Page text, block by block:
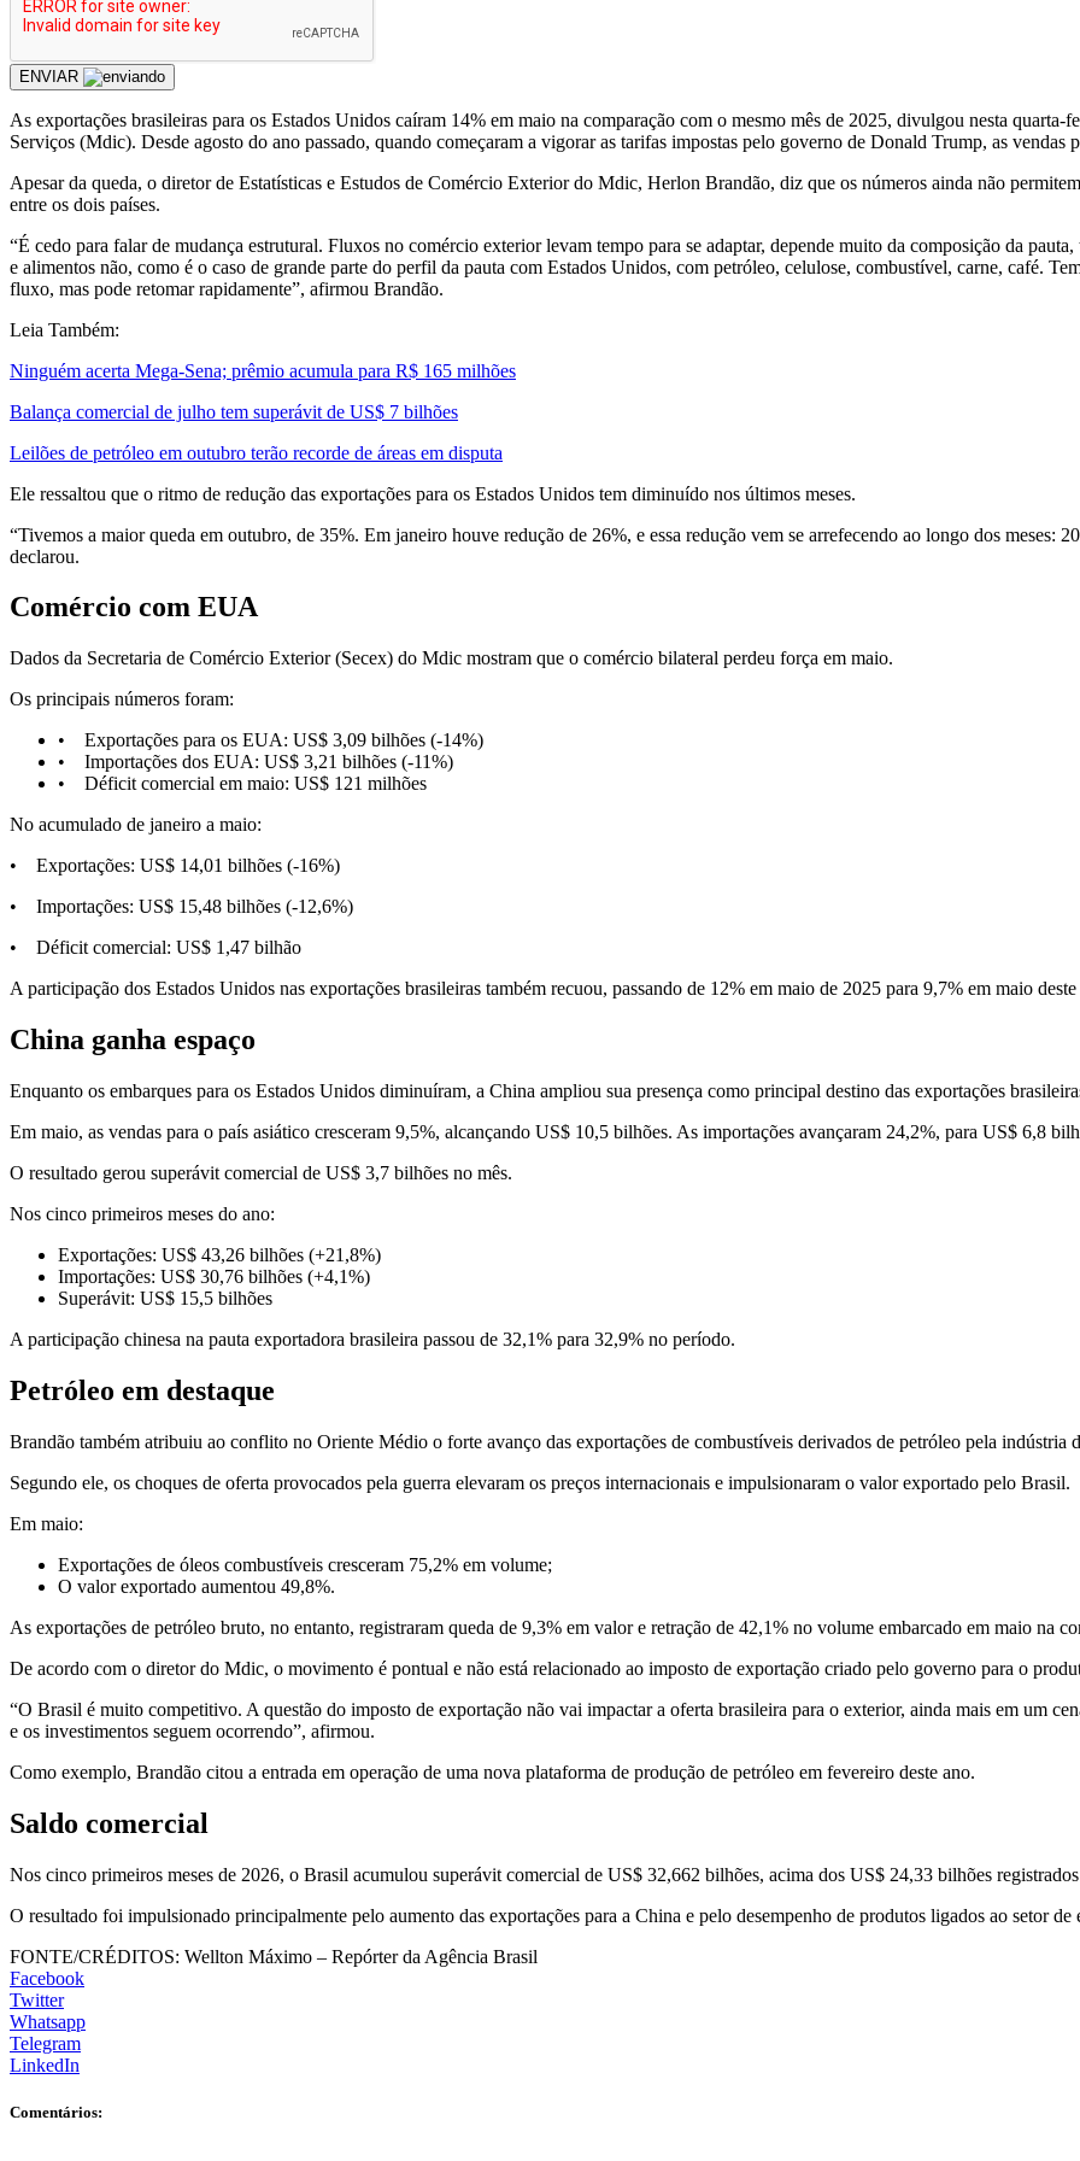
ENVIAR
As exportações brasileiras para os Estados Unidos caíram 14% em maio na comparação com o mesmo mês de 2025, divulgou nesta
Serviços (Mdic). Desde agosto do ano passado, quando começaram a vigorar as tarifas impostas pelo governo de Donald Trump, as vendas
Apesar da queda, o diretor de Estatísticas e Estudos de Comércio Exterior do Mdic, Herlon Brandão, diz que os números ainda não
entre os dois países.
“É cedo para falar de mudança estrutural. Fluxos no comércio exterior levam tempo para se adaptar, depende muito da composição da
e alimentos não, como é o caso de grande parte do perfil da pauta com Estados Unidos, com petróleo, celulose, combustível, carne, café.
fluxo, mas pode retomar rapidamente”, afirmou Brandão.
Leia Também:
Ninguém acerta Mega-Sena; prêmio acumula para R$ 165 milhões
Balança comercial de julho tem superávit de US$ 7 bilhões
Leilões de petróleo em outubro terão recorde de áreas em disputa
Ele ressaltou que o ritmo de redução das exportações para os Estados Unidos tem diminuído nos últimos meses.
“Tivemos a maior queda em outubro, de 35%. Em janeiro houve redução de 26%, e essa redução vem se arrefecendo ao longo dos meses:
declarou.
Comércio com EUA
Dados da Secretaria de Comércio Exterior (Secex) do Mdic mostram que o comércio bilateral perdeu força em maio.
Os principais números foram:
• Exportações para os EUA: US$ 3,09 bilhões (-14%)
• Importações dos EUA: US$ 3,21 bilhões (-11%)
• Déficit comercial em maio: US$ 121 milhões
No acumulado de janeiro a maio:
• Exportações: US$ 14,01 bilhões (-16%)
• Importações: US$ 15,48 bilhões (-12,6%)
• Déficit comercial: US$ 1,47 bilhão
A participação dos Estados Unidos nas exportações brasileiras também recuou, passando de 12% em maio de 2025 para 9,7% em maio
China ganha espaço
Enquanto os embarques para os Estados Unidos diminuíram, a China ampliou sua presença como principal destino das exportações
Em maio, as vendas para o país asiático cresceram 9,5%, alcançando US$ 10,5 bilhões. As importações avançaram 24,2%, para US$ 6,8
O resultado gerou superávit comercial de US$ 3,7 bilhões no mês.
Nos cinco primeiros meses do ano:
Exportações: US$ 43,26 bilhões (+21,8%)
Importações: US$ 30,76 bilhões (+4,1%)
Superávit: US$ 15,5 bilhões
A participação chinesa na pauta exportadora brasileira passou de 32,1% para 32,9% no período.
Petróleo em destaque
Brandão também atribuiu ao conflito no Oriente Médio o forte avanço das exportações de combustíveis derivados de petróleo pela indústria
Segundo ele, os choques de oferta provocados pela guerra elevaram os preços internacionais e impulsionaram o valor exportado pelo Brasil.
Em maio:
Exportações de óleos combustíveis cresceram 75,2% em volume;
O valor exportado aumentou 49,8%.
As exportações de petróleo bruto, no entanto, registraram queda de 9,3% em valor e retração de 42,1% no volume embarcado em maio na
De acordo com o diretor do Mdic, o movimento é pontual e não está relacionado ao imposto de exportação criado pelo governo para o
“O Brasil é muito competitivo. A questão do imposto de exportação não vai impactar a oferta brasileira para o exterior, ainda mais em um
e os investimentos seguem ocorrendo”, afirmou.
Como exemplo, Brandão citou a entrada em operação de uma nova plataforma de produção de petróleo em fevereiro deste ano.
Saldo comercial
Nos cinco primeiros meses de 2026, o Brasil acumulou superávit comercial de US$ 32,662 bilhões, acima dos US$ 24,33 bilhões
O resultado foi impulsionado principalmente pelo aumento das exportações para a China e pelo desempenho de produtos ligados ao setor
FONTE/CRÉDITOS: Wellton Máximo – Repórter da Agência Brasil
Facebook
Twitter
Whatsapp
Telegram
LinkedIn
Comentários: